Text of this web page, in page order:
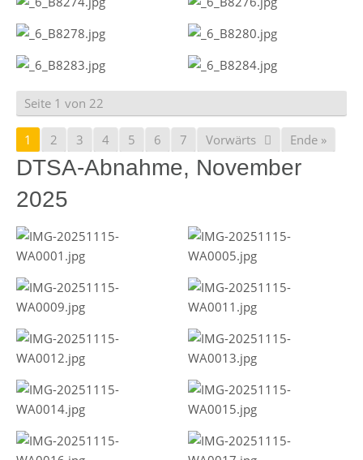
Seite 1 von 22
1 2 3 4 5 6 7 Vorwärts Ende »
DTSA-Abnahme, November
2025